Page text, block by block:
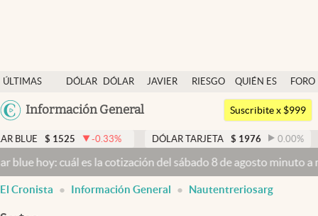
ÚLTIMAS
NOTICIAS
DÓLAR
DÓLAR
JAVIER
RIESGO
QUIÉN ES
QUIÉN
FORO
Argentina
México
Colombia
Información General
Dólar
Members
Economía y Política
Finanzas y Mercados
Mercados Online
Suscribite x $999
-0.33% DÓLAR TARJETA $ 1976 0.00 % DÓLAR
es la cotización del sábado 8 de agosto minuto a minutoDólar
El Cronista Información General Nautentreriosarg